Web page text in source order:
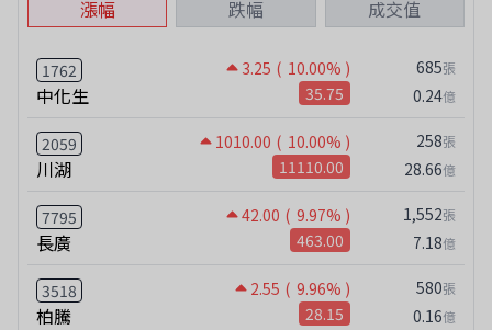
漲幅 跌幅 成交值
1762 3.25 ( 10.00% )
中化生 35.75
685張
0.24億
2059 1010.00 ( 10.00% )
川湖 11110.00
258張
28.66億
7795 42.00 ( 9.97% )
長廣 463.00
1,552張
7.18億
3518 2.55 ( 9.96% )
柏騰 28.15
580張
0.16億